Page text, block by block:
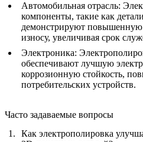
Автомобильная отрасль:
компоненты, такие как
демонстрируют повышенную
износу, увеличивая срок
Электроника:
обеспечивают лучшую
коррозионную стойкость,
потребительских устройств.
Часто задаваемые вопросы
Как электрополировка